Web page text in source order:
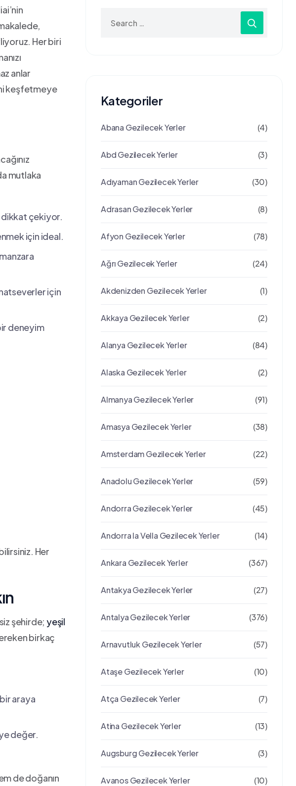
‌Her biri
anlar
keşfetmeye
mutlaka‍
‌dikkat ‍çekiyor.
için ideal.
için
deneyim
Her
şehirde;yeşil‌
birkaç
araya
değer.
de​ doğanın⁤
for:
Kategoriler
Abana Gezilecek Yerler (4)
Abd Gezilecek Yerler (3)
Adıyaman Gezilecek Yerler (30)
Adrasan Gezilecek Yerler (8)
Afyon Gezilecek Yerler (78)
Ağrı Gezilecek Yerler (24)
Akdenizden Gezilecek Yerler (1)
Akkaya Gezilecek Yerler (2)
Alanya Gezilecek Yerler (84)
Alaska Gezilecek Yerler (2)
Almanya Gezilecek Yerler (91)
Amasya Gezilecek Yerler (38)
Amsterdam Gezilecek Yerler (22)
Anadolu Gezilecek Yerler (59)
Andorra Gezilecek Yerler (45)
Andorra la Vella Gezilecek Yerler (14)
Ankara Gezilecek Yerler (367)
Antakya Gezilecek Yerler (27)
Antalya Gezilecek Yerler (376)
Arnavutluk Gezilecek Yerler (57)
Ataşe Gezilecek Yerler (10)
Atça Gezilecek Yerler (7)
Atina Gezilecek Yerler (13)
Augsburg Gezilecek Yerler (3)
Avanos Gezilecek Yerler (10)